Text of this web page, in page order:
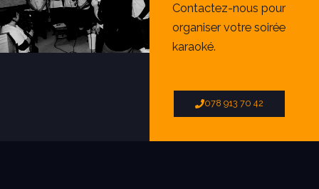
Contactez-nous pour
organiser votre soirée
karaoké.
078 913 70 42